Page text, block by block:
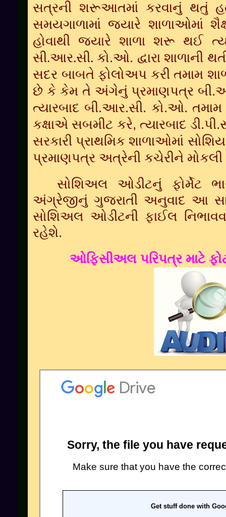
સત્રની શરૂઆતમાં કરવાનું થતું
સમયગાળામાં જ્યારે શાળાઓમાં
હોવાથી
જ્યારે શાળા શરૂ થઈ
સી.આર.સી. કો.ઓ. દ્વારા શાળાની
સદર બાબતે ફોલોઅપ કરી તમામ
છે કે કેમ તે અંગેનું પ્રમાણપત્ર બી.
ત્યારબાદ બી.આર.સી. કો.ઓ. તમામ
કક્ષાએ સબમીટ કરે, ત્યારબાદ
સરકારી પ્રાથમિક શાળાઓમાં
પ્રમાણપત્ર અત્રેની કચેરીને મોકલી
સોશિઅલ ઓડીટનું ફોર્મેટ
અંગ્રેજીનું ગુજરાતી અનુવાદ આ
સોશિઅલ ઓડીટની ફાઈલ
રહેશે.
ઓફિસીઅલ પરિપત્ર માટે